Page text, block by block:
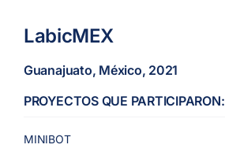
LabicMEX
Guanajuato, México, 2021
PROYECTOS QUE PARTICIPARON:
MINIBOT